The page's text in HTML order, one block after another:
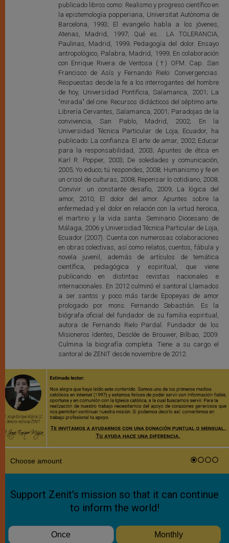
publicado libros como: Realismo y progreso científico en
la epistemología popperiana, Universitat Autònoma de
Barcelona, 1993; El evangelio habla a los jóvenes,
Atenas, Madrid, 1997; Qué es... LA TOLERANCIA,
Paulinas, Madrid, 1999; Pedagogía del dolor. Ensayo
antropológico, Palabra, Madrid, 1999; En colaboración
con Enrique Rivera de Ventosa (†) OFM. Cap. San
Francisco de Asís y Fernando Rielo: Convergencias.
Respuestas desde la fe a los interrogantes del hombre
de hoy, Universidad Pontificia, Salamanca, 2001; La
"mirada" del cine. Recursos didácticos del séptimo arte.
Librería Cervantes, Salamanca, 2001; Paradojas de la
convivencia, San Pablo, Madrid, 2002; En la
Universidad Técnica Particular de Loja, Ecuador, ha
publicado: La confianza. El arte de amar, 2002; Educar
para la responsabilidad, 2003; Apuntes de ética en
Karl R. Popper, 2003; De soledades y comunicación,
2005; Yo educo; tú respondes, 2008; Humanismo y fe en
un crisol de culturas, 2008; Repensar lo cotidiano, 2008;
Convivir: un constante desafío, 2009; La lógica del
amor, 2010; El dolor del amor. Apuntes sobre la
enfermedad y el dolor en relación con la virtud heroica,
el martirio y la vida santa. Seminario Diocesano de
Málaga, 2006 y Universidad Técnica Particular de Loja,
Ecuador (2007). Cuenta con numerosas colaboraciones
en obras colectivas, así como relatos, cuentos, fábula y
novela juvenil, además de artículos de temática
científica, pedagógica y espiritual, que viene
publicando en distintas revistas nacionales e
internacionales. En 2012 culminó el santoral Llamados
a ser santos y poco más tarde Epopeyas de amor
prologado por mons. Fernando Sebastián. Es la
biógrafa oficial del fundador de su familia espiritual,
autora de Fernando Rielo Pardal. Fundador de los
Misioneros Identes, Desclée de Brouwer, Bilbao, 2009.
Culmina la biografía completa. Tiene a su cargo el
santoral de ZENIT desde noviembre de 2012.